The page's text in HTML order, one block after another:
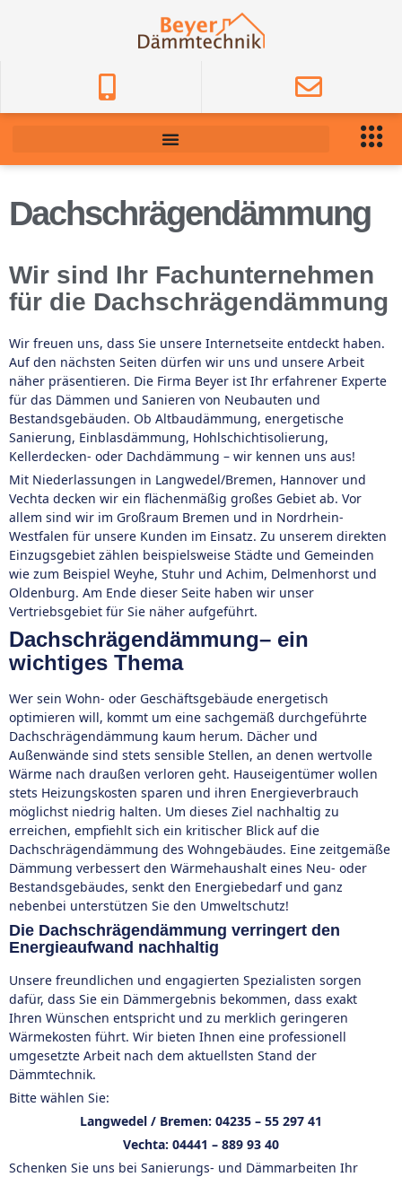
Dachschrägendämmung
Wir sind Ihr Fachunternehmen
für die Dachschrägendämmung
Wir freuen uns, dass Sie unsere Internetseite entdeckt haben.
Auf den nächsten Seiten dürfen wir uns und unsere Arbeit
näher präsentieren. Die Firma Beyer ist Ihr erfahrener Experte
für das Dämmen und Sanieren von Neubauten und
Bestandsgebäuden. Ob Altbaudämmung, energetische
Sanierung, Einblasdämmung, Hohlschichtisolierung,
Kellerdecken- oder Dachdämmung – wir kennen uns aus!
Mit Niederlassungen in Langwedel/Bremen, Hannover und
Vechta decken wir ein flächenmäßig großes Gebiet ab. Vor
allem sind wir im Großraum Bremen und in Nordrhein-
Westfalen für unsere Kunden im Einsatz. Zu unserem direkten
Einzugsgebiet zählen beispielsweise Städte und Gemeinden
wie zum Beispiel Weyhe, Stuhr und Achim, Delmenhorst und
Oldenburg. Am Ende dieser Seite haben wir unser
Vertriebsgebiet für Sie näher aufgeführt.
Dachschrägendämmung– ein
wichtiges Thema
Wer sein Wohn- oder Geschäftsgebäude energetisch
optimieren will, kommt um eine sachgemäß durchgeführte
Dachschrägendämmung kaum herum. Dächer und
Außenwände sind stets sensible Stellen, an denen wertvolle
Wärme nach draußen verloren geht. Hauseigentümer wollen
stets Heizungskosten sparen und ihren Energieverbrauch
möglichst niedrig halten. Um dieses Ziel nachhaltig zu
erreichen, empfiehlt sich ein kritischer Blick auf die
Dachschrägendämmung des Wohngebäudes. Eine zeitgemäße
Dämmung verbessert den Wärmehaushalt eines Neu- oder
Bestandsgebäudes, senkt den Energiebedarf und ganz
nebenbei unterstützen Sie den Umweltschutz!
Die Dachschrägendämmung verringert den
Energieaufwand nachhaltig
Unsere freundlichen und engagierten Spezialisten sorgen
dafür, dass Sie ein Dämmergebnis bekommen, dass exakt
Ihren Wünschen entspricht und zu merklich geringeren
Wärmekosten führt. Wir bieten Ihnen eine professionell
umgesetzte Arbeit nach dem aktuellsten Stand der
Dämmtechnik.
Bitte wählen Sie:
Langwedel / Bremen: 04235 – 55 297 41
Vechta: 04441 – 889 93 40
Schenken Sie uns bei Sanierungs- und Dämmarbeiten Ihr